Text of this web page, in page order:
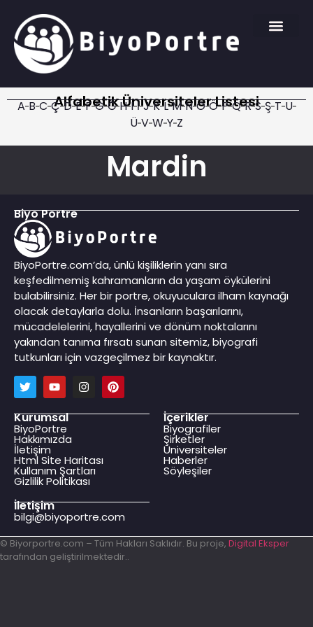
Alfabetik Üniversiteler Listesi
A B C Ç D E F G Ğ H I İ J K L M N O Ö P Q R S Ş T U
Ü V W Y Z
Mardin
Biyo Portre
BiyoPortre.com’da, ünlü kişiliklerin yanı sıra
keşfedilmemiş kahramanların da yaşam öykülerini
bulabilirsiniz. Her bir portre, okuyuculara ilham kaynağı
olacak detaylarla dolu. İnsanların başarılarını,
mücadelelerini, hayallerini ve dönüm noktalarını
yakından tanıma fırsatı sunan sitemiz, biyografi
tutkunları için vazgeçilmez bir kaynaktır.
Kurumsal
BiyoPortre
Hakkımızda
İletişim
Html Site Haritası
Kullanım Şartları
Gizlilik Politikası
İçerikler
Biyografiler
Şirketler
Üniversiteler
Haberler
Söyleşiler
İletişim
bilgi@biyoportre.com
© Biyorportre.com – Tüm Hakları Saklıdır. Bu proje, Digital Eksper
tarafından geliştirilmektedir..